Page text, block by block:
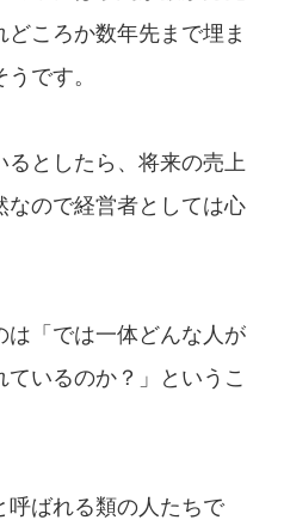
どころか数年先まで埋ま
です。
としたら、将来の売上
なので経営者としては心
は「では一体どんな人が
いるのか？」というこ
呼ばれる類の人たちで